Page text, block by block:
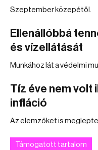
Szeptember közepétől.
Ellenállóbbá
és vízellátását
Munkához lát a védelmi
Tíz éve nem volt
infláció
Az elemzőket is
Támogatott tartalom